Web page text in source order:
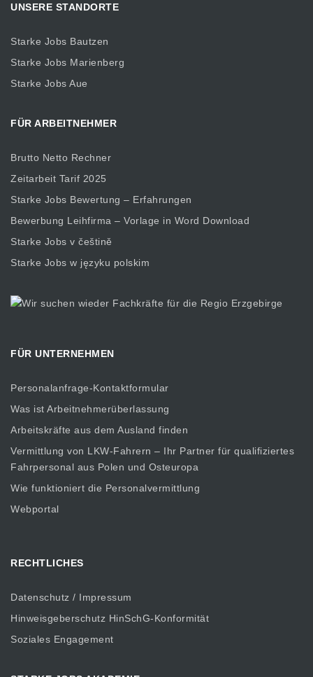
UNSERE STANDORTE
Starke Jobs Bautzen
Starke Jobs Marienberg
Starke Jobs Aue
FÜR ARBEITNEHMER
Brutto Netto Rechner
Zeitarbeit Tarif 2025
Starke Jobs Bewertung – Erfahrungen
Bewerbung Leihfirma – Vorlage in Word Download
Starke Jobs v češtině
Starke Jobs w języku polskim
FÜR UNTERNEHMEN
Personalanfrage-Kontaktformular
Was ist Arbeitnehmerüberlassung
Arbeitskräfte aus dem Ausland finden
Vermittlung von LKW-Fahrern – Ihr Partner für qualifiziertes
Fahrpersonal aus Polen und Osteuropa
Wie funktioniert die Personalvermittlung
Webportal
RECHTLICHES
Datenschutz / Impressum
Hinweisgeberschutz HinSchG-Konformität
Soziales Engagement